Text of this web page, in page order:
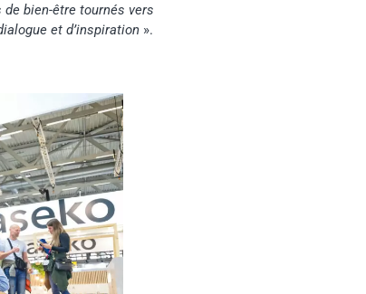
bien-être tournés vers
et d’inspiration ».